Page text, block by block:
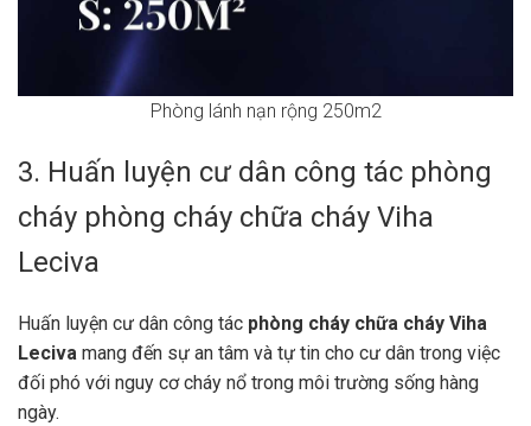
Phòng lánh nạn rộng 250m2
3. Huấn luyện cư dân công tác phòng
cháy phòng cháy chữa cháy Viha
Leciva
Huấn luyện cư dân công tác phòng cháy chữa cháy Viha
Leciva mang đến sự an tâm và tự tin cho cư dân trong việc
đối phó với nguy cơ cháy nổ trong môi trường sống hàng
ngày.